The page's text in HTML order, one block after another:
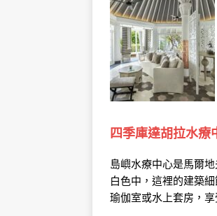
四季庫達胡拉水療
島嶼水療中心是馬爾
白色中，這裡的建築
瑜伽室或水上套房，